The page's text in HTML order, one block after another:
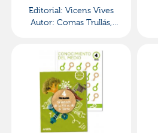
zoom)·primaria.3er
curso
Editorial: Vicens Vives
Autor: Comas Trullás,